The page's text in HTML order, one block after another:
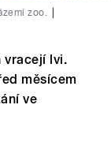
zoo.
vracejí lvi.
měsícem
ve